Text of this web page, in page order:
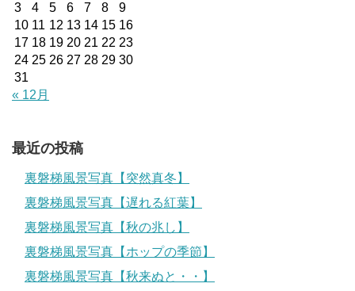
3
4 5 6 7 8
9
10 11 12 13 14 15 16
17 18 19 20 21 22 23
24 25 26 27 28 29 30
31
« 12月
最近の投稿
裏磐梯風景写真【突然真冬】
裏磐梯風景写真【遅れる紅葉】
裏磐梯風景写真【秋の兆し】
裏磐梯風景写真【ホップの季節】
裏磐梯風景写真【秋来ぬと・・】